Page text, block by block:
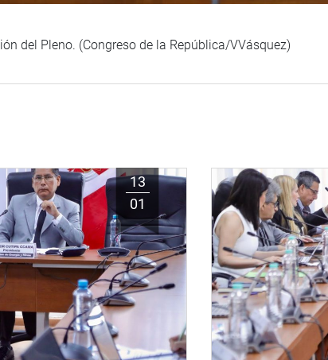
del Pleno. (Congreso de la República/VVásquez)
13
01